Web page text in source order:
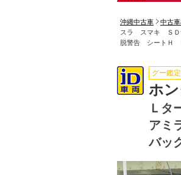
沖縄中古車 中古
スラ スマキ ＳＤ
脱警告 シートＨ
グー鑑定
ホ
Ｌ
アミ
バッ